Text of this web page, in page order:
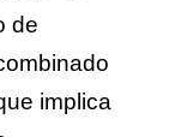
de
implica